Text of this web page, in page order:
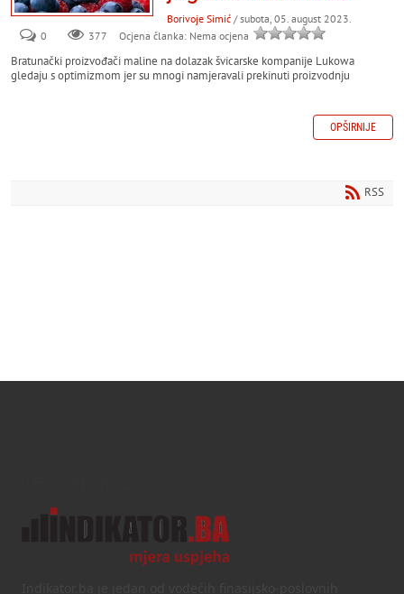
Borivoje Simić / subota, 05. august 2023.
0
377 Ocjena članka: Nema ocjena
Bratunački proizvođači maline na dolazak švicarske kompanije Lukowa
gledaju s optimizmom jer su mnogi namjeravali prekinuti proizvodnju
OPŠIRNIJE
RSS